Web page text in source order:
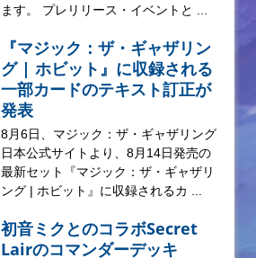
ます。 プレリリース・イベントと ...
『マジック：ザ・ギャザリン
グ | ホビット』に収録される
一部カードのテキスト訂正が
発表
8月6日、マジック：ザ・ギャザリング
日本公式サイトより、8月14日発売の
最新セット『マジック：ザ・ギャザリ
ング | ホビット』に収録されるカ ...
初音ミクとのコラボSecret
Lairのコマンダーデッキ